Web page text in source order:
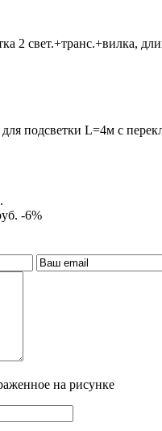
2 свет.+транс.+вилка,
подсветки L=4м с
-6%
на рисунке